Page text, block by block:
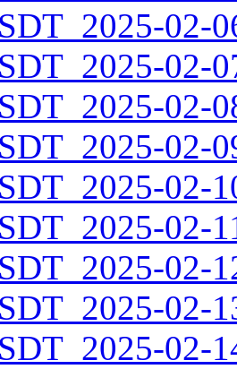
02-
02-
02-
02-
02-
02-
02-
02-
02-